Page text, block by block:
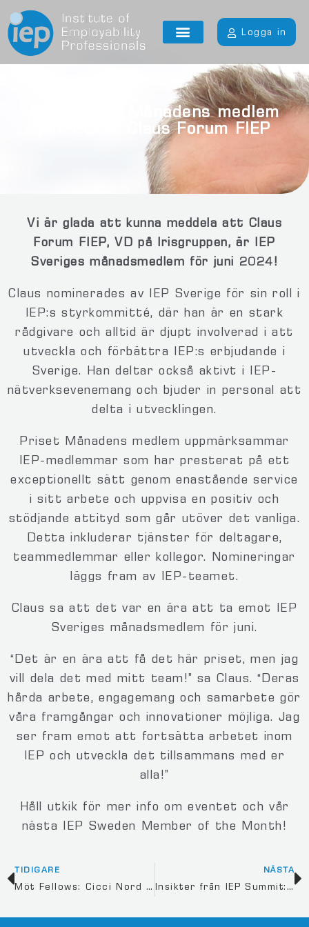
Logga in
IEP Sverige Månadens medlem
juni 2024: Claus Forum FIEP
Vi är glada att kunna meddela att Claus
Forum FIEP, VD på Irisgruppen, är IEP
Sveriges månadsmedlem för juni 2024!
Claus nominerades av IEP Sverige för sin roll i
IEP:s styrkommitté, där han är en stark
rådgivare och alltid är djupt involverad i att
utveckla och förbättra IEP:s erbjudande i
Sverige. Han deltar också aktivt i IEP-
nätverksevenemang och bjuder in personal att
delta i utvecklingen.
Priset Månadens medlem uppmärksammar
IEP-medlemmar som har presterat på ett
exceptionellt sätt genom enastående service
i sitt arbete och uppvisa en positiv och
stödjande attityd som går utöver det vanliga.
Detta inkluderar tjänster för deltagare,
teammedlemmar eller kollegor. Nomineringar
läggs fram av IEP-teamet.
Claus sa att det var en ära att ta emot IEP
Sveriges månadsmedlem för juni.
“Det är en ära att få det här priset, men jag
vill dela det med mitt team!” sa Claus. “Deras
hårda arbete, engagemang och samarbete gör
våra framgångar och innovationer möjliga. Jag
ser fram emot att fortsätta arbetet inom
IEP och utveckla det tillsammans med er
alla!”
Håll utkik för mer info om eventet och vår
nästa IEP Sweden Member of the Month!
TIDIGARE
Möt Fellows: Cicci Nord FIEP
NÄSTA
Insikter från IEP Summit: A Global Perspective